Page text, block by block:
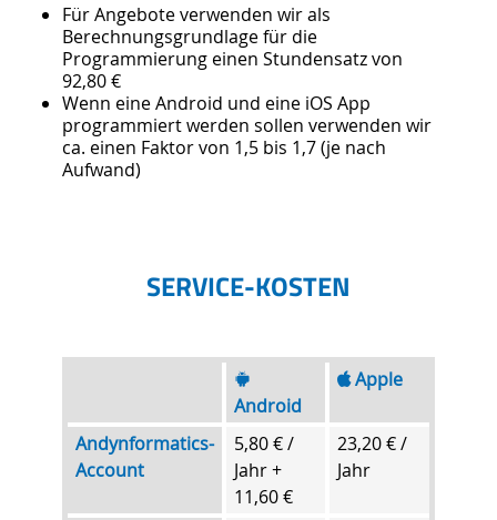
Für Angebote verwenden wir als
Berechnungsgrundlage für die
Programmierung einen Stundensatz von
92,80 €
Wenn eine Android und eine iOS App
programmiert werden sollen verwenden wir
ca. einen Faktor von 1,5 bis 1,7 (je nach
Aufwand)
SERVICE-KOSTEN
Android
Apple
Andynformatics-
Account
5,80 € /
Jahr +
11,60 €
23,20 € /
Jahr